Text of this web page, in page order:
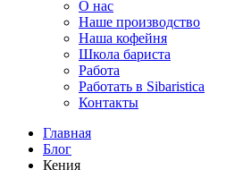
О нас
Наше производство
Наша кофейня
Школа бариста
Работа
Работать в Sibaristica
Контакты
Главная
Блог
Кения